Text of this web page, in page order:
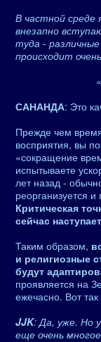
В частной
внезапно
туда -
происходит
«
САНАНДА: Это
Прежде чем
восприятия, вы
«сокращение
испытываете
лет назад -
реорганизуется
Критическая
сейчас
Таким образом,
и религиозные
будут
проявляется на
ежечасно. Вот
JJK: Да, уже. Но
еще очень